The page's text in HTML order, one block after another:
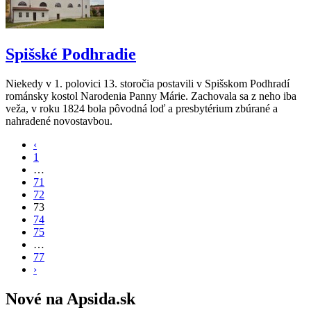
Spišské Podhradie
Niekedy v 1. polovici 13. storočia postavili v Spišskom Podhradí
románsky kostol Narodenia Panny Márie. Zachovala sa z neho iba
veža, v roku 1824 bola pôvodná loď a presbytérium zbúrané a
nahradené novostavbou.
‹
1
…
71
72
73
74
75
…
77
›
Nové na Apsida.sk